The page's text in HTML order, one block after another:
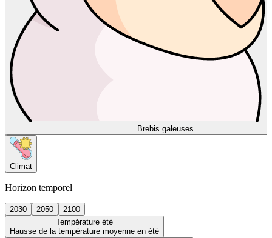
Brebis galeuses
Climat
Horizon temporel
2030 2050
2100
Température été
Hausse de la température moyenne en été